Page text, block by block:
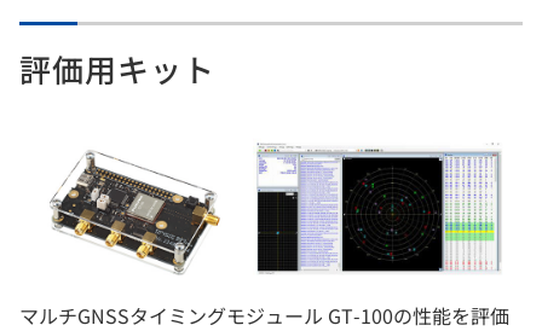
評価用キット
マルチGNSSタイミングモジュール GT-100の性能を評価